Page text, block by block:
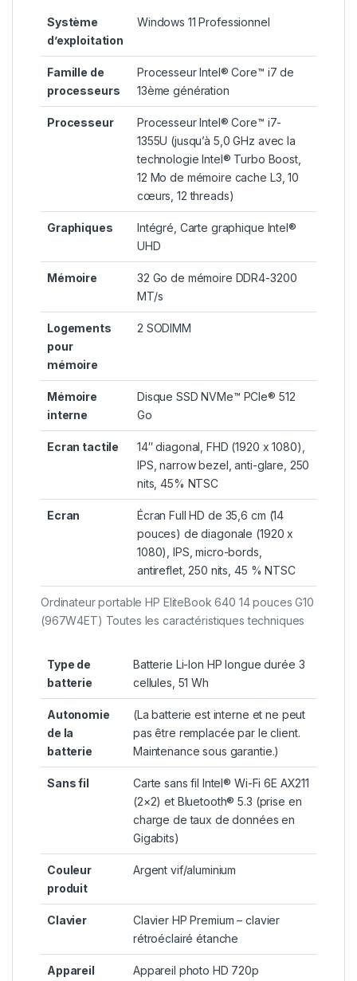
Ordinateur portable HP EliteBook 640 14 pouces G10
(967W4ET) Toutes les caractéristiques techniques
Système
d’exploitation
Windows 11Professionnel
Famille de
processeurs
Processeur Intel® Core™ i7 de
13ème génération
Processeur
Processeur Intel® Core™ i7-
1355U (jusqu’à 5,0 GHz avec la
technologie Intel® Turbo Boost,
12 Mo de mémoire cache L3, 10
cœurs, 12threads)
Graphiques
Intégré, Carte graphique Intel®
UHD
Mémoire
32 Go de mémoire DDR4-3200
MT/s
Logements
pour
mémoire
2 SODIMM
Mémoire
interne
Disque SSD NVMe™ PCIe® 512
Go
Ecran tactile
14″ diagonal, FHD (1920 x 1080),
IPS, narrow bezel, anti-glare, 250
nits, 45% NTSC
Ecran
Écran Full HD de 35,6 cm (14
pouces) de diagonale (1920 x
1080), IPS, micro-bords,
antireflet, 250 nits, 45 %NTSC
Type de
batterie
Batterie Li-Ion HP longue durée 3
cellules, 51 Wh
Autonomie
de la
batterie
(La batterie est interne et ne peut
pas être remplacée par le client.
Maintenance sous garantie.)
Sans fil
Carte sans fil Intel® Wi-Fi 6E AX211
(2×2) et Bluetooth® 5.3 (prise en
charge de taux de données en
Gigabits)
Couleur
produit
Argent vif/aluminium
Clavier
Clavier HP Premium – clavier
rétroéclairé étanche
Appareil
Appareil photo HD 720p